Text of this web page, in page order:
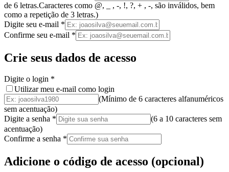
de 6 letras.Caracteres como @, _ , -, !, ?, + , -, são inválidos, bem
como a repetição de 3 letras.)
Digite seu e-mail *
Confirme seu e-mail *
Crie seus dados de acesso
Digite o login *
Utilizar meu e-mail como login
(Mínimo de 6 caracteres alfanuméricos
sem acentuação)
Digite a senha * (6 a 10 caracteres sem
acentuação)
Confirme a senha *
Adicione o código de acesso (opcional)